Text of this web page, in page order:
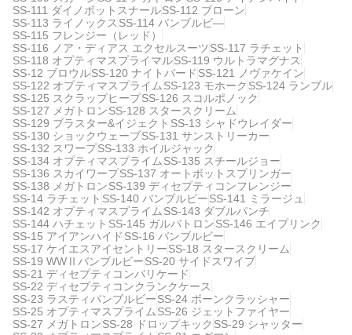
SS-111 ダイノボットスナールSS-112 ブローン
SS-113 ライノックス SS-114 バンブルビ―
SS-115 フレンジー（レッド）
SS-116 ノア・ディアス エクセルスーツSS-117 ラチェット
SS-118 オプティマスプライマルSS-119 ウルトラマグナス
SS-12 ブロウルSS-120 ナイトバード SS-121 ノヴァケイン
SS-122 オプティマスプライム SS-123 モホーク SS-124 ランブル
SS-125 スクラップヒープSS-126 スコルポノック
SS-127 メガトロンSS-128 スタースクリーム
SS-129 ブラスター&イジェクト SS-13 シャドウレイダー
SS-130 ショックウェーブSS-131 サンストリーカー
SS-132 スワープSS-133 ホイルジャック
SS-134 オプティマスプライム SS-135 スチールジョー
SS-136 スカイワープSS-137 オートボットスプリンガー
SS-138 メガトロンSS-139 ディセプティコンフレンジー
SS-14 ラチェット SS-140 バンブルビーSS-141 ミラージュ
SS-142 オプティマスプライム SS-143 ダブルパンチ
SS-144 ハチェット SS-145 ガルバトロンSS-146 エイプリンク
SS-15 アイアンハイド SS-16 バンブルビー
SS-17 ケイエスアイセントリーSS-18 スタースクリーム
SS-19 WWⅡバンブルビーSS-20 サイドスワイプ
SS-21 ディセプティコンバリケード
SS-22 ディセプティコンクランクケース
SS-23 ラスティバンブルビーSS-24 ボーンクラッシャー
SS-25 オプティマスプライム SS-26 ジェットファイヤー
SS-27 メガトロンSS-28 ドロップキック SS-29 シャッター